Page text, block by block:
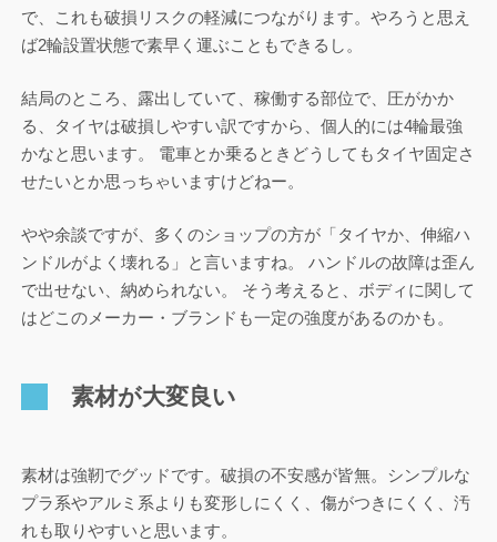
で、これも破損リスクの軽減につながります。やろうと思え
ば2輪設置状態で素早く運ぶこともできるし。
結局のところ、露出していて、稼働する部位で、圧がかか
る、タイヤは破損しやすい訳ですから、個人的には4輪最強
かなと思います。 電車とか乗るときどうしてもタイヤ固定さ
せたいとか思っちゃいますけどねー。
やや余談ですが、多くのショップの方が「タイヤか、伸縮ハ
ンドルがよく壊れる」と言いますね。 ハンドルの故障は歪ん
で出せない、納められない。 そう考えると、ボディに関して
はどこのメーカー・ブランドも一定の強度があるのかも。
素材が大変良い
素材は強靭でグッドです。破損の不安感が皆無。シンプルな
プラ系やアルミ系よりも変形しにくく、傷がつきにくく、汚
れも取りやすいと思います。